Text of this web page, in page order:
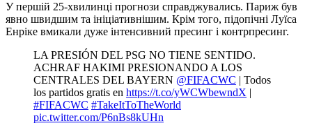
У першій 25-хвилинці прогнози справджувались. Париж був
явно швидшим та ініціативнішим. Крім того, підопічні Луїса
Енріке вмикали дуже інтенсивний пресинг і контрпресинг.
LA PRESIÓN DEL PSG NO TIENE SENTIDO.
ACHRAF HAKIMI PRESIONANDO A LOS
CENTRALES DEL BAYERN @FIFACWC | Todos
los partidos gratis en https://t.co/yWCWbewndX |
#FIFACWC #TakeItToTheWorld
pic.twitter.com/P6nBs8kUHn